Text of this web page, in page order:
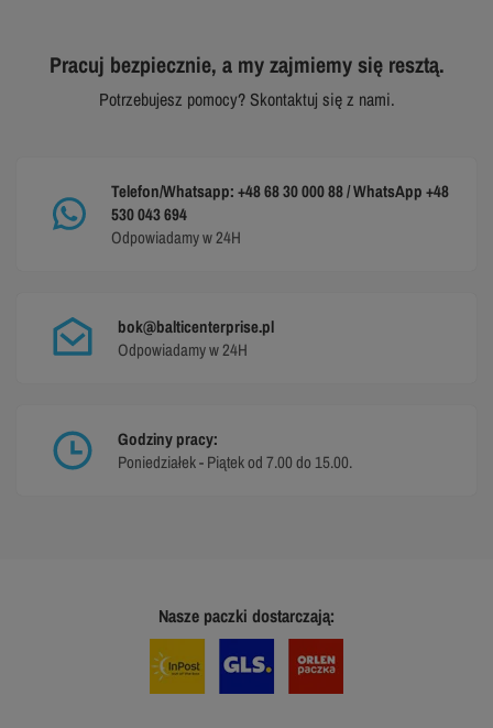
Pracuj bezpiecznie, a my zajmiemy się resztą.
Potrzebujesz pomocy? Skontaktuj się z nami.
Telefon/Whatsapp: +48 68 30 000 88 / WhatsApp +48
530 043 694
Odpowiadamy w 24H
bok@balticenterprise.pl
Odpowiadamy w 24H
Godziny pracy:
Poniedziałek - Piątek od 7.00 do 15.00.
Nasze paczki dostarczają: